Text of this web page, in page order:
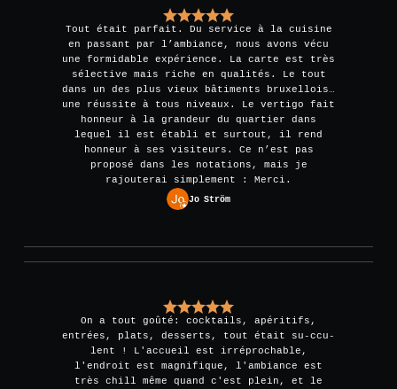
Tout était parfait. Du service à la cuisine
en passant par l’ambiance, nous avons vécu
une formidable expérience. La carte est très
sélective mais riche en qualités. Le tout
dans un des plus vieux bâtiments bruxellois…
une réussite à tous niveaux. Le vertigo fait
honneur à la grandeur du quartier dans
lequel il est établi et surtout, il rend
honneur à ses visiteurs. Ce n’est pas
proposé dans les notations, mais je
rajouterai simplement : Merci.
Jo Ström
On a tout goûté: cocktails, apéritifs,
entrées, plats, desserts, tout était su-ccu-
lent ! L'accueil est irréprochable,
l'endroit est magnifique, l'ambiance est
très chill même quand c'est plein, et le